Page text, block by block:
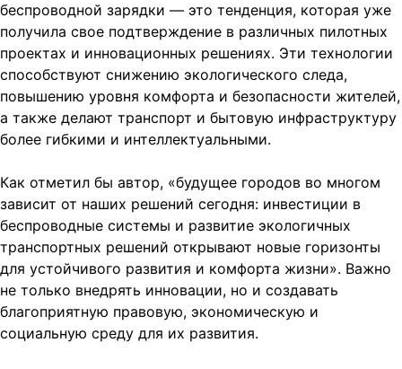
беспроводной зарядки — это тенденция, которая уже
получила свое подтверждение в различных пилотных
проектах и инновационных решениях. Эти технологии
способствуют снижению экологического следа,
повышению уровня комфорта и безопасности жителей,
а также делают транспорт и бытовую инфраструктуру
более гибкими и интеллектуальными.
Как отметил бы автор, «будущее городов во многом
зависит от наших решений сегодня: инвестиции в
беспроводные системы и развитие экологичных
транспортных решений открывают новые горизонты
для устойчивого развития и комфорта жизни». Важно
не только внедрять инновации, но и создавать
благоприятную правовую, экономическую и
социальную среду для их развития.